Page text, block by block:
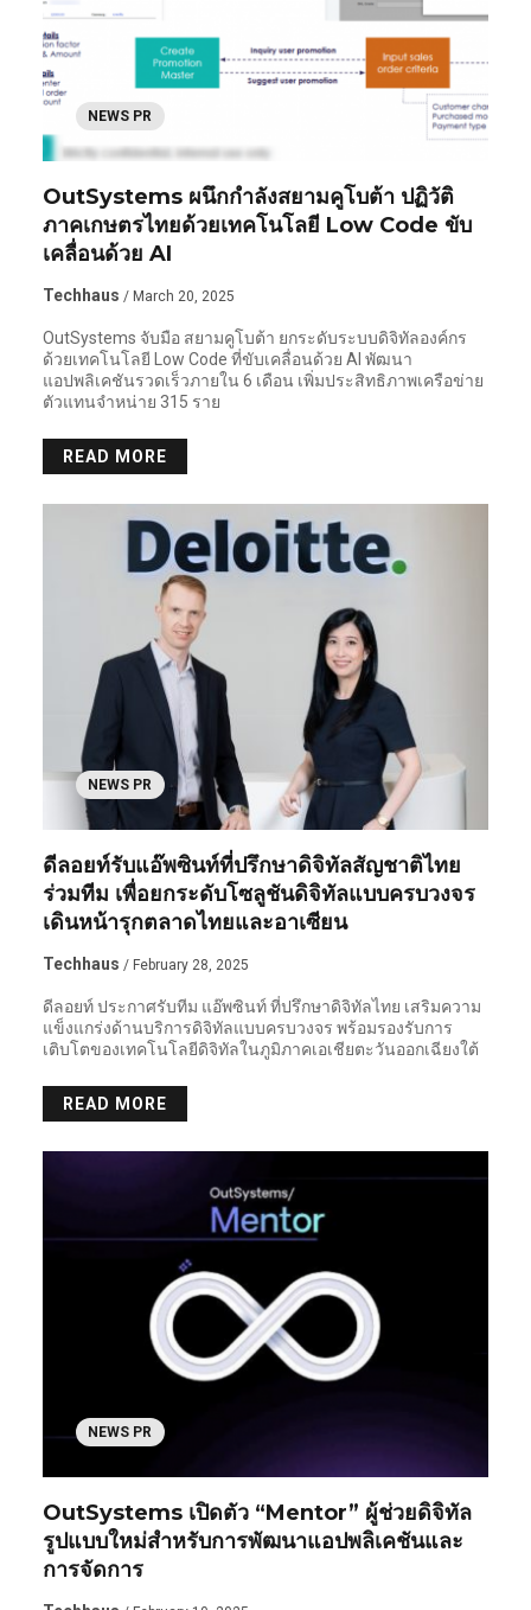
NEWS PR
OutSystems ผนึกกำลังสยามคูโบต้า ปฏิวัติ
ภาคเกษตรไทยด้วยเทคโนโลยี Low Code ขับ
เคลื่อนด้วย AI
Techhaus / March 20, 2025
OutSystems จับมือ สยามคูโบต้า ยกระดับระบบดิจิทัลองค์กร
ด้วยเทคโนโลยี Low Code ที่ขับเคลื่อนด้วย AI พัฒนา
แอปพลิเคชันรวดเร็วภายใน 6 เดือน เพิ่มประสิทธิภาพเครือข่าย
ตัวแทนจำหน่าย 315 ราย
READ MORE
NEWS PR
ดีลอยท์รับแอ๊พซินท์ที่ปรึกษาดิจิทัลสัญชาติไทย
ร่วมทีม เพื่อยกระดับโซลูชันดิจิทัลแบบครบวงจร
เดินหน้ารุกตลาดไทยและอาเซียน
Techhaus / February 28, 2025
ดีลอยท์ ประกาศรับทีม แอ๊พซินท์ ที่ปรึกษาดิจิทัลไทย เสริมความ
แข็งแกร่งด้านบริการดิจิทัลแบบครบวงจร พร้อมรองรับการ
เติบโตของเทคโนโลยีดิจิทัลในภูมิภาคเอเชียตะวันออกเฉียงใต้
READ MORE
NEWS PR
OutSystems เปิดตัว “Mentor” ผู้ช่วยดิจิทัล
รูปแบบใหม่สำหรับการพัฒนาแอปพลิเคชันและ
การจัดการ